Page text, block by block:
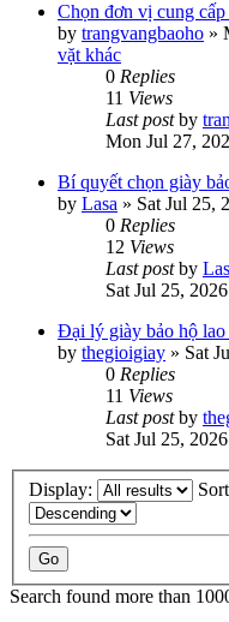
Chọn đơn vị cung
by trangvangbaoho »
vặt khác
0 Replies
11 Views
Last postby
Mon Jul 27,
Bí quyết chọn giày
by Lasa » Sat Jul 25,
0 Replies
12 Views
Last postby
Sat Jul 25,
Đại lý giày bảo hộ lao
by thegioigiay » Sat
0 Replies
11 Views
Last postby
Sat Jul 25,
Display:
Search found more than